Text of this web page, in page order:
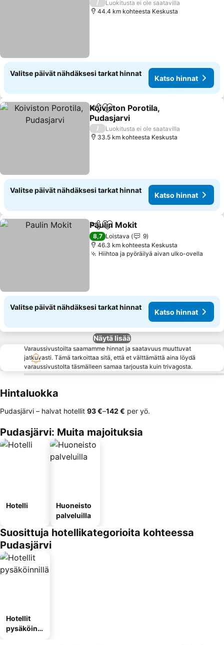
/
Luokitusta ei ole saatavilla
44.4 km kohteesta Keskusta
Valitse päivät nähdäksesi tarkat hinnat
Katso hinnat
Jaa Lisää suosikkeihin
Koiviston Porotila,
Pudasjarvi
Katso hinnat
/
Luokitusta ei ole saatavilla
33.5 km kohteesta Keskusta
Valitse päivät nähdäksesi tarkat hinnat
Katso hinnat
Jaa Lisää suosikkeihin
Paulin Mokit
8,7 Loistava
9
46.3 km kohteesta Keskusta
Hiihtoa ja pyöräilyä aivan ulko-ovella
Valitse päivät nähdäksesi tarkat hinnat
Katso hinnat
Näytä lisää
Varaussivustoilta saamamme hinnat ja saatavuus muuttuvat
jatkuvasti. Tämä tarkoittaa sitä, että et välttämättä aina löydä
varaussivustolta täsmälleen samaa tarjousta kuin trivagosta.
Hintaluokka
Pudasjärvi – halvat hotellit ‎93 €–‎142 € per yö.
Pudasjärvi: Muita majoituksia
Hotelli
Huoneisto
palveluilla
Suosittuja hotellikategorioita kohteessa
Pudasjärvi
Hotellit
pysäköinni